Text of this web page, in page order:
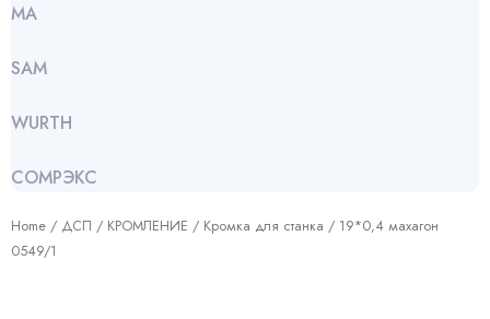
МА
SАМ
WURTH
СОМРЭКС
Home / ДСП / КРОМЛЕНИЕ / Кромка для станка / 19*0,4 махагон
0549/1